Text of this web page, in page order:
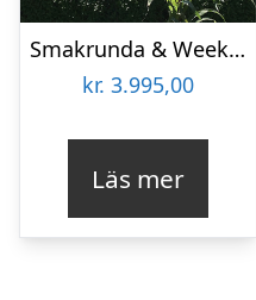
Smakrunda & Weekend Österlen
kr. 3.995,00
Läs mer